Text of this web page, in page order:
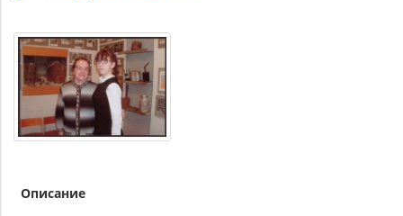
Описание